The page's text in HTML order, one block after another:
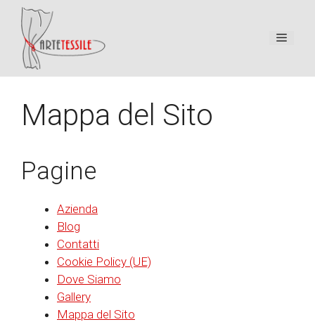
contenuto
Menu
Mappa del Sito
Pagine
Azienda
Blog
Contatti
Cookie Policy (UE)
Dove Siamo
Gallery
Mappa del Sito